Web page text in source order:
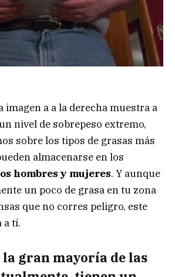
imagen a a la derecha muestra a
nivel de sobrepeso extremo,
sobre los tipos de grasas más
almacenarse en los
hombres y mujeres. Y aunque
un poco de grasa en tu zona
que no corres peligro, este
a tí.
la gran mayoría de las